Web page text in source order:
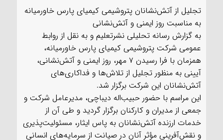
پارس خاورمیانه
تجلیل از آتش‌نشانان پتروشیمی کیمیای پارس خاورمیانه
به مناسبت روز ایمنی و آتش‌نشانی
به گزارش رسانه تحلیلی نشرتعلیم و به نقل از روابط
عمومی شرکت پتروشیمی کیمیای پارس خاورمیانه،
همزمان با فرا رسیدن ۷ مهر، روز ایمنی و آتش‌نشانی،
آیینی به منظور تجلیل از تلاش‌ها و فداکاری‌های
آتش‌نشانان این شرکت برگزار شد.
این مراسم با حضور حبیب‌اله دیباچی، مدیرعامل شرکت و
جمعی از مدیران و کارکنان برگزار گردید و طی آن از
خدمات ارزنده آتش‌نشانان به پاس ایثار، مسئولیت‌پذیری
و نقش‌آفرینی مؤثر آنان در صیانت از سرمایه‌های انسانی